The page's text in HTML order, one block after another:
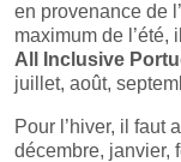
en provenance de
maximum de l’été,
All Inclusive
juillet, août,
Pour l’hiver, il faut
décembre, janvier,